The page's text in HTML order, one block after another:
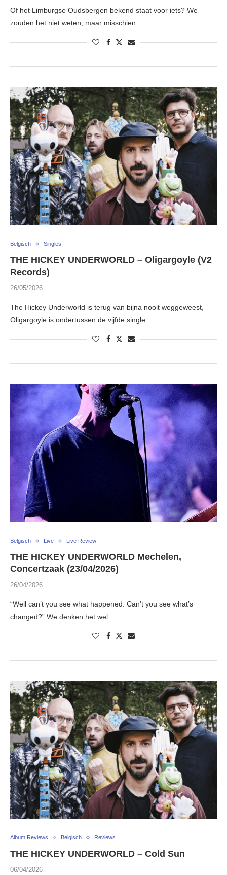
Of het Limburgse Oudsbergen bekend staat voor iets? We
zouden het niet weten, maar misschien …
Belgisch Singles
THE HICKEY UNDERWORLD – Oligargoyle (V2
Records)
26/05/2026
The Hickey Underworld is terug van bijna nooit weggeweest,
Oligargoyle is ondertussen de vijfde single …
Belgisch Live Live Review
THE HICKEY UNDERWORLD Mechelen,
Concertzaak (23/04/2026)
26/04/2026
“Well can’t you see what happened. Can’t you see what’s
changed?” We denken het wel: …
Album Reviews Belgisch Reviews
THE HICKEY UNDERWORLD – Cold Sun
06/04/2026